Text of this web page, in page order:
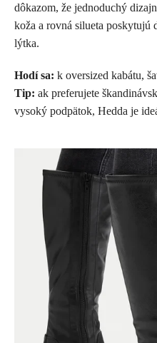
dôkazom, že jednoduchý
koža a rovná silueta poskytujú
lýtka.
Hodí sa: k oversized kabátu,
Tip: ak preferujete
vysoký podpätok, Hedda je